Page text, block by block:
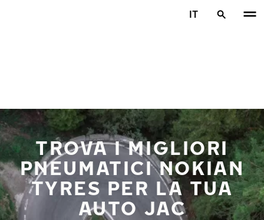
IT
TROVA I MIGLIORI
PNEUMATICI NOKIAN
TYRES PER LA TUA
AUTO JAC